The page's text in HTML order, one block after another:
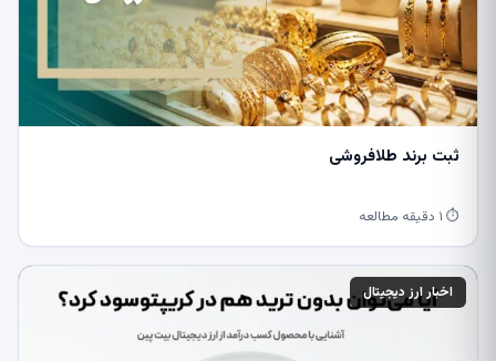
ثبت برند طلافروشی
⏱ ۱ دقیقه مطالعه
اخبار ارز دیجیتال